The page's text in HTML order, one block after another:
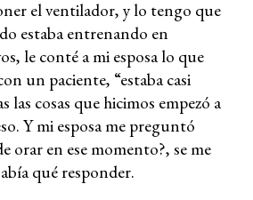
el ventilador, y lo tengo que
estaba entrenando en
le conté a mi esposa lo que
un paciente, “estaba casi
las cosas que hicimos empezó a
Y mi esposa me preguntó
orar en ese momento?, se me
qué responder.